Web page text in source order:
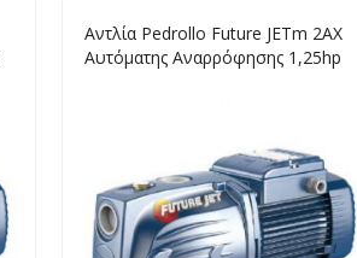
Αντλία Pedrollo Future JETm 2AX
Αυτόματης Αναρρόφησης 1,25hp